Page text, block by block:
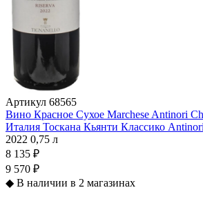
Артикул 68565
Вино Красное Сухое Marchese Antinori
Италия Тоскана Кьянти Классико Antinori
2022 0,75 л
8 135 ₽
9 570 ₽
◆ В наличии в 2 магазинах